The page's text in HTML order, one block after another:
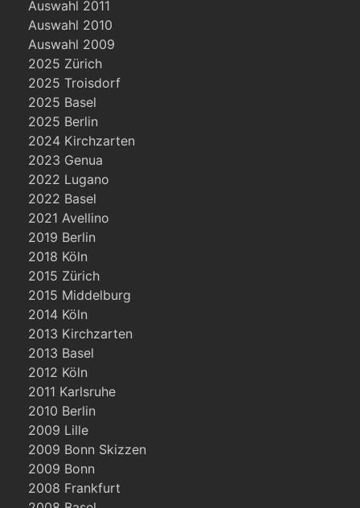
Auswahl 2011
Auswahl 2010
Auswahl 2009
2025 Zürich
2025 Troisdorf
2025 Basel
2025 Berlin
2024 Kirchzarten
2023 Genua
2022 Lugano
2022 Basel
2021 Avellino
2019 Berlin
2018 Köln
2015 Zürich
2015 Middelburg
2014 Köln
2013 Kirchzarten
2013 Basel
2012 Köln
2011 Karlsruhe
2010 Berlin
2009 Lille
2009 Bonn Skizzen
2009 Bonn
2008 Frankfurt